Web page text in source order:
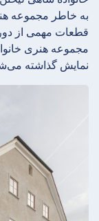
به خاطر مجموعه
قطعات مهمی از
مجموعه هنری
نمایش گذاشته